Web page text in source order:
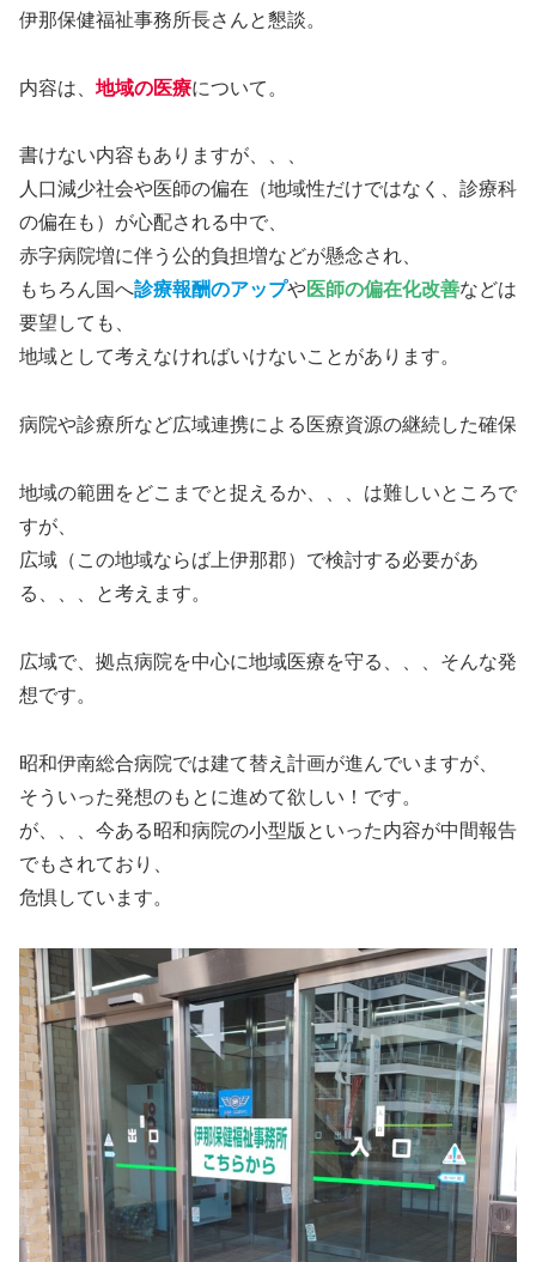
伊那保健福祉事務所長さんと懇談。
内容は、 地域の医療について。
書けない内容もありますが、、、
人口減少社会や医師の偏在（地域性だけではなく、診療科
の偏在も）が心配される中で、
赤字病院増に伴う公的負担増などが懸念され、
もちろん国へ診療報酬のアップや医師の偏在化改善などは
要望しても、
地域として考えなければいけないことがあります。
病院や診療所など広域連携による医療資源の継続した確保
地域の範囲をどこまでと捉えるか、、、は難しいところで
すが、
広域（この地域ならば上伊那郡）で検討する必要があ
る、、、と考えます。
広域で、拠点病院を中心に地域医療を守る、、、そんな発
想です。
昭和伊南総合病院では建て替え計画が進んでいますが、
そういった発想のもとに進めて欲しい！です。
が、、、今ある昭和病院の小型版といった内容が中間報告
でもされており、
危惧しています。